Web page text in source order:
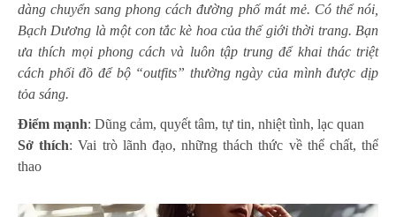
dàng chuyển sang phong cách đường phố mát mẻ. Có thể nói,
Bạch Dương là một con tắc kè hoa của thế giới thời trang. Bạn
ưa thích mọi phong cách và luôn tập trung để khai thác triệt
cách phối đồ để bộ “outfits” thường ngày của mình được dịp
tỏa sáng.
Điểm mạnh: Dũng cảm, quyết tâm, tự tin, nhiệt tình, lạc quan
Sở thích: Vai trò lãnh đạo, những thách thức về thể chất, thể
thao